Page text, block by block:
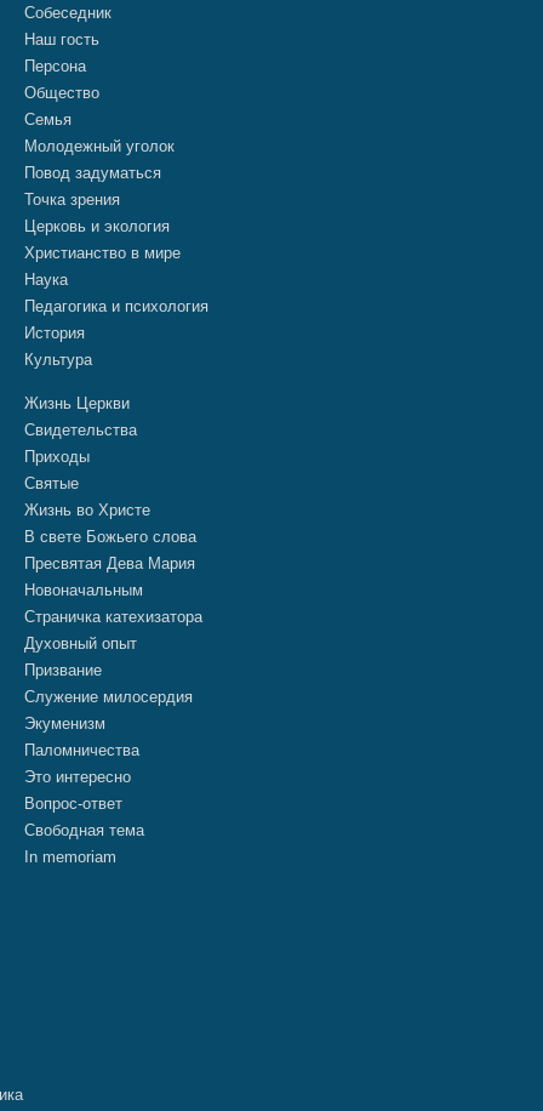
Собеседник
Наш гость
Персона
Общество
Семья
Молодежный уголок
Повод задуматься
Точка зрения
Церковь и экология
Христианство в мире
Наука
Педагогика и психология
История
Культура
Жизнь Церкви
Свидетельства
Приходы
Святые
Жизнь во Христе
В свете Божьего слова
Пресвятая Дева Мария
Новоначальным
Страничка катехизатора
Духовный опыт
Призвание
Служение милосердия
Экуменизм
Паломничества
Это интересно
Вопрос-ответ
Свободная тема
In memoriam